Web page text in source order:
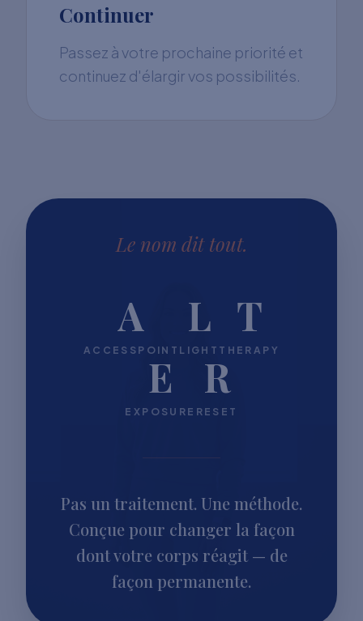
Continuer
Passez à votre prochaine priorité et
continuez d'élargir vos possibilités.
Le nom dit tout.
A
ACCESSPOINT
L
LIGHT
T
THERAPY
E
EXPOSURE
R
RESET
Pas un traitement. Une méthode.
Conçue pour changer la façon
dont votre corps réagit — de
façon permanente.